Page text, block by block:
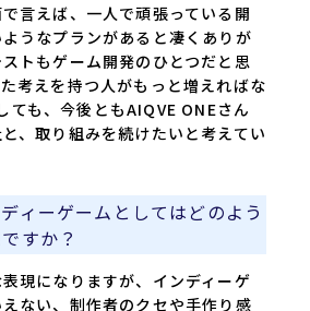
言えば、一人で頑張っている開
うなプランがあると凄くありが
トもゲーム開発のひとつだと思
考えを持つ人がもっと増えればな
も、今後ともAIQVE ONEさん
、取り組みを続けたいと考えてい
ィーゲームとしてはどのよう
すか？
現になりますが、インディーゲ
ない、制作者のクセや手作り感